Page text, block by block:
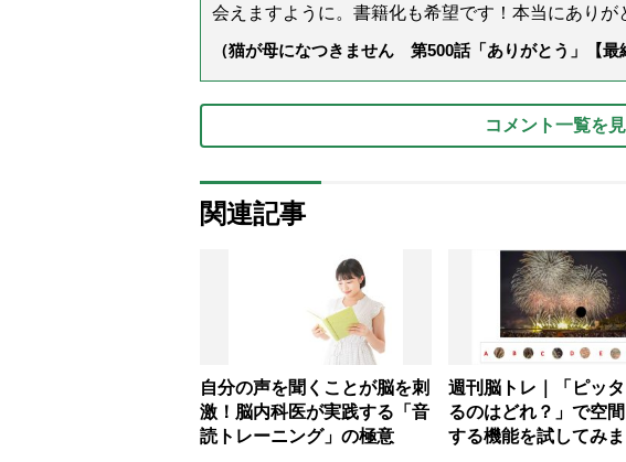
会えますように。書籍化も希望です！本当にありが
（猫が母になつきません 第500話「ありがとう」【最
コメント一覧を
関連記事
自分の声を聞くことが脳を刺
激！脳内科医が実践する「音
読トレーニング」の極意
週刊脳トレ｜「ピッ
るのはどれ？」で空
する機能を試してみ